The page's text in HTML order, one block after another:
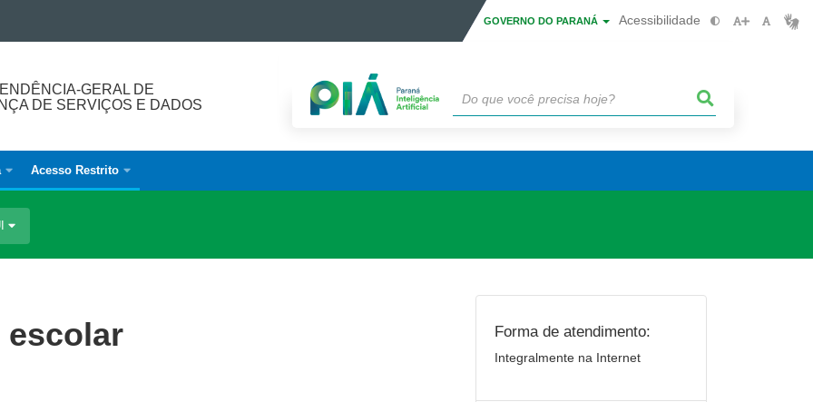
GOVERNO DO PARANÁ Acessibilidade
GERAL DE
DE SERVIÇOS E DADOS
Acesso Restrito
Forma de atendimento:
Integralmente na Internet